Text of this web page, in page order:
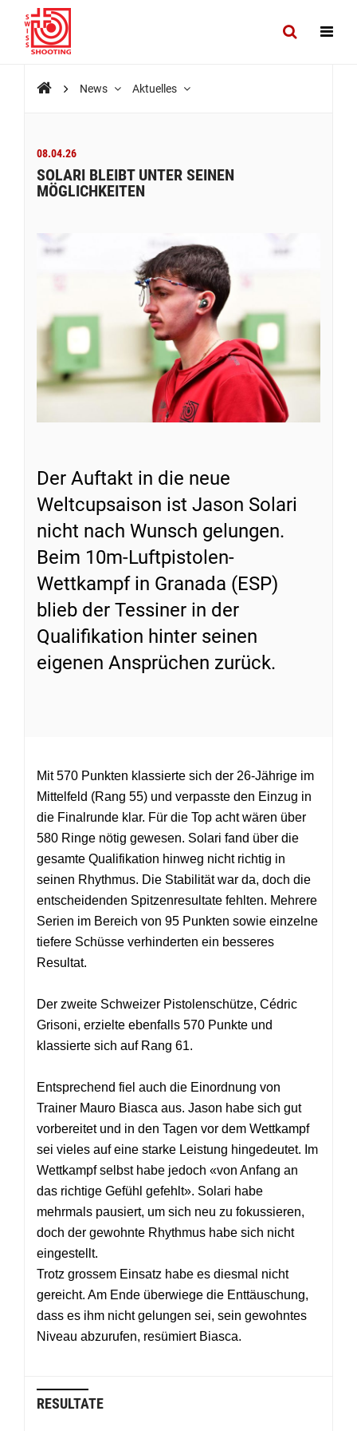
News Aktuelles
08.04.26
SOLARI BLEIBT UNTER SEINEN
MÖGLICHKEITEN
Der Auftakt in die neue
Weltcupsaison ist Jason Solari
nicht nach Wunsch gelungen.
Beim 10m-Luftpistolen-
Wettkampf in Granada (ESP)
blieb der Tessiner in der
Qualifikation hinter seinen
eigenen Ansprüchen zurück.
Mit 570 Punkten klassierte sich der 26-Jährige im
Mittelfeld (Rang 55) und verpasste den Einzug in
die Finalrunde klar. Für die Top acht wären über
580 Ringe nötig gewesen. Solari fand über die
gesamte Qualifikation hinweg nicht richtig in
seinen Rhythmus. Die Stabilität war da, doch die
entscheidenden Spitzenresultate fehlten. Mehrere
Serien im Bereich von 95 Punkten sowie einzelne
tiefere Schüsse verhinderten ein besseres
Resultat.
Der zweite Schweizer Pistolenschütze, Cédric
Grisoni, erzielte ebenfalls 570 Punkte und
klassierte sich auf Rang 61.
Entsprechend fiel auch die Einordnung von
Trainer Mauro Biasca aus. Jason habe sich gut
vorbereitet und in den Tagen vor dem Wettkampf
sei vieles auf eine starke Leistung hingedeutet. Im
Wettkampf selbst habe jedoch «von Anfang an
das richtige Gefühl gefehlt». Solari habe
mehrmals pausiert, um sich neu zu fokussieren,
doch der gewohnte Rhythmus habe sich nicht
eingestellt.
Trotz grossem Einsatz habe es diesmal nicht
gereicht. Am Ende überwiege die Enttäuschung,
dass es ihm nicht gelungen sei, sein gewohntes
Niveau abzurufen, resümiert Biasca.
RESULTATE